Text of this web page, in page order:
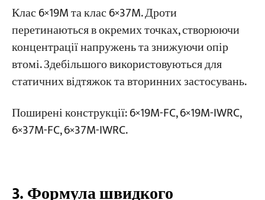
Клас 6×19M та клас 6×37M. Дроти
перетинаються в окремих точках, створюючи
концентрації напружень та знижуючи опір
втомі. Здебільшого використовуються для
статичних відтяжок та вторинних застосувань.
Поширені конструкції: 6×19M-FC, 6×19M-IWRC,
6×37M-FC, 6×37M-IWRC.
3. Формула швидкого